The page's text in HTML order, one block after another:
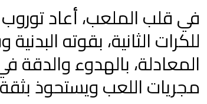
في قلب الملعب، أعاد توروب
للكرات الثانية، بقوته
المعادلة، بالهدوء
مجريات اللعب ويستحوذ